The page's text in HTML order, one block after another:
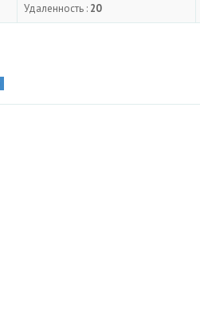
Удаленность : 20